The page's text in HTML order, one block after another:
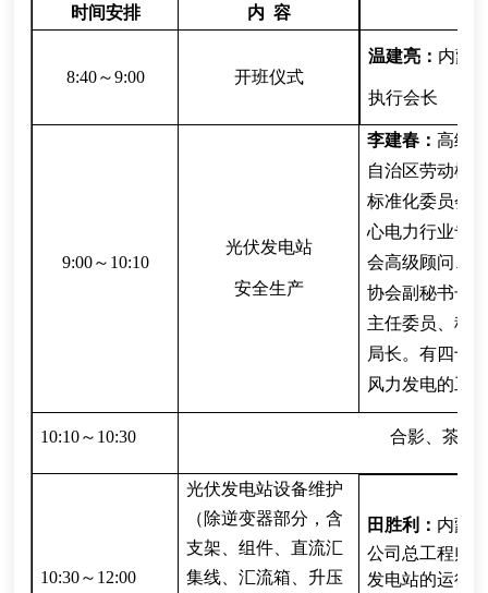
时间安排 内 容
8:40～9:00 开班仪式
温建亮： 内蒙
执行会长
9:00～10:10
光伏发电站
安全生产
李建春：高级
自治区劳动模
标准化委员会
心电力行业专
会高级顾问、
协会副秘书长
主任委员、秘
局长。有四十
风力发电的工
10:10～10:30 合影、茶歇
10:30～12:00
光伏发电站设备维护
（除逆变器部分，含
支架、组件、直流汇
集线、汇流箱、升压
田胜利： 内蒙
公司总工程师
发电站的运行